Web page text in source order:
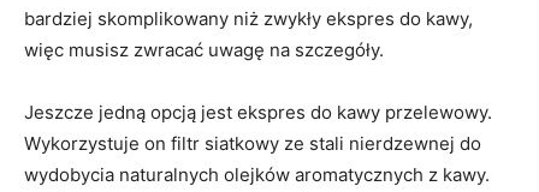
bardziej skomplikowany niż zwykły ekspres do kawy,
więc musisz zwracać uwagę na szczegóły.
Jeszcze jedną opcją jest ekspres do kawy przelewowy.
Wykorzystuje on filtr siatkowy ze stali nierdzewnej do
wydobycia naturalnych olejków aromatycznych z kawy.